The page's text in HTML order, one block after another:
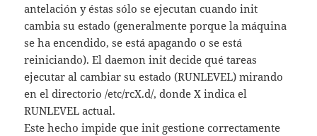
antelación y éstas sólo se ejecutan cuando init
cambia su estado (generalmente porque la máquina
se ha encendido, se está apagando o se está
reiniciando). El daemon init decide qué tareas
ejecutar al cambiar su estado (RUNLEVEL) mirando
en el directorio /etc/rcX.d/, donde X indica el
RUNLEVEL actual.
Este hecho impide que init gestione correctamente